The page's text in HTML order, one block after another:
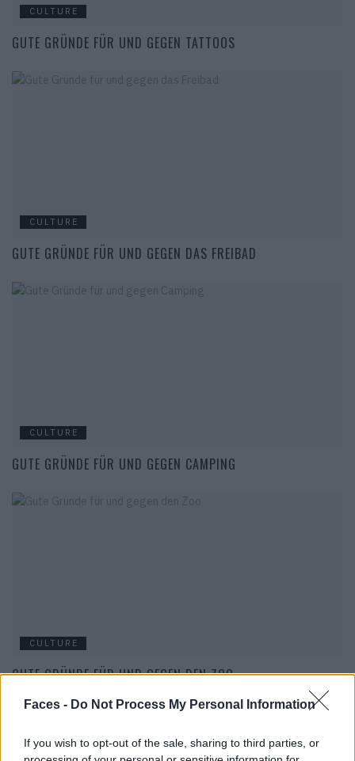
Faces - Do Not Process My Personal Information
If you wish to opt-out of the sale, sharing to third parties, or
CULTURE
GUTE GRÜNDE FÜR UND GEGEN TATTOOS
CULTURE
GUTE GRÜNDE FÜR UND GEGEN DAS FREIBAD
CULTURE
GUTE GRÜNDE FÜR UND GEGEN CAMPING
CULTURE
GUTE GRÜNDE FÜR UND GEGEN DEN ZOO